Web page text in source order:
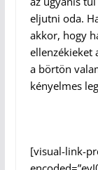
eljutni oda.
akkor, hogy
ellenzékieket
a börtön
kényelmes
[visual-link-